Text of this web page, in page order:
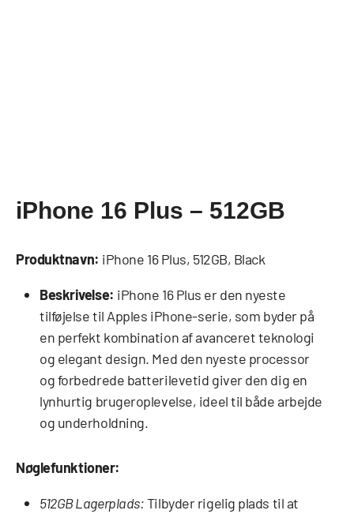
iPhone 16 Plus – 512GB
Produktnavn: iPhone 16 Plus, 512GB, Black
Beskrivelse: iPhone 16 Plus er den nyeste
tilføjelse til Apples iPhone-serie, som byder på
en perfekt kombination af avanceret teknologi
og elegant design. Med den nyeste processor
og forbedrede batterilevetid giver den dig en
lynhurtig brugeroplevelse, ideel til både arbejde
og underholdning.
Nøglefunktioner:
512GB Lagerplads:Tilbyder rigelig plads til at